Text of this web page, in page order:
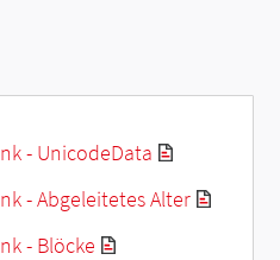
- UnicodeData
- Abgeleitetes Alter
- Blöcke